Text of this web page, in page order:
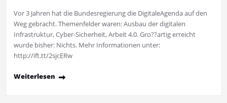
Vor 3 Jahren hat die Bundesregierung die DigitaleAgenda auf den
Weg gebracht. Themenfelder waren: Ausbau der digitalen
Infrastruktur, Cyber-Sicherheit, Arbeit 4.0. Gro??artig erreicht
wurde bisher: Nichts. Mehr Informationen unter:
http://ift.tt/2sjcERw
Weiterlesen